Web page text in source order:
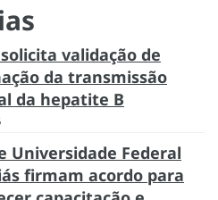
validação de
da transmissão
da hepatite B
Universidade Federal
firmam acordo para